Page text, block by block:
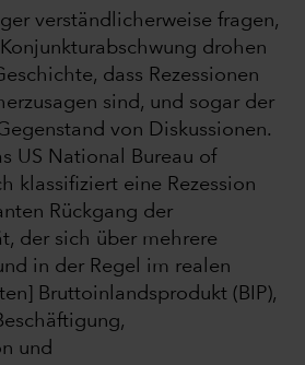
verständlicherweise fragen,
drohen
dass Rezessionen
sind, und sogar der
von Diskussionen.
US National Bureau of
klassifiziert eine Rezession
Rückgang der
der sich über mehrere
in der Regel im realen
Bruttoinlandsprodukt (BIP),
und